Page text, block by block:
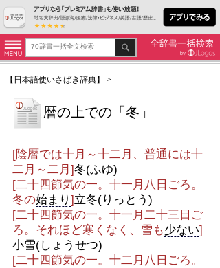
【 日本語使いさばき辞典】 >
暦の上での「冬」
[陰暦では十月～十二月、普通には十
二月～二月]冬(ふゆ)
[二十四節気の一。十一月八日ごろ。
冬の始まり ]立冬(りっとう)
[二十四節気の一。十一月二十三日ご
ろ。それほど寒くなく、雪も少ない]
小雪(しょうせつ)
[二十四節気の一。十二月八日ごろ。